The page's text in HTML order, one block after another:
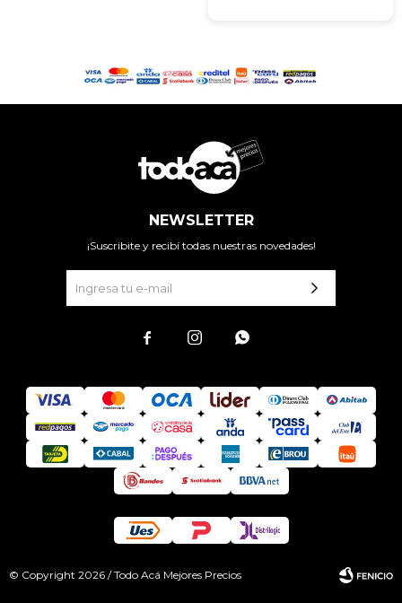
NEWSLETTER
¡Suscribite y recibí todas nuestras novedades!
  
© Copyright 2026 / Todo Acá Mejores Precios